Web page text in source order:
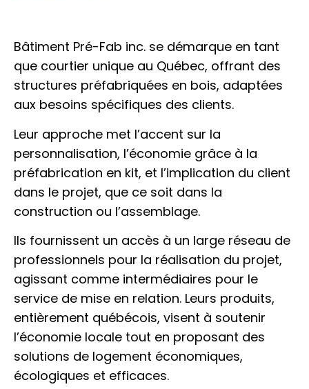
Bâtiment Pré-Fab inc. se démarque en tant
que courtier unique au Québec, offrant des
structures préfabriquées en bois, adaptées
aux besoins spécifiques des clients.
Leur approche met l’accent sur la
personnalisation, l’économie grâce à la
préfabrication en kit, et l’implication du client
dans le projet, que ce soit dans la
construction ou l’assemblage.
Ils fournissent un accès à un large réseau de
professionnels pour la réalisation du projet,
agissant comme intermédiaires pour le
service de mise en relation. Leurs produits,
entièrement québécois, visent à soutenir
l’économie locale tout en proposant des
solutions de logement économiques,
écologiques et efficaces.